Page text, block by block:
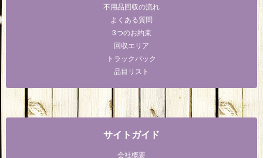
不用品回収の流れ
よくある質問
3つのお約束
回収エリア
トラックパック
品目リスト
サイトガイド
会社概要